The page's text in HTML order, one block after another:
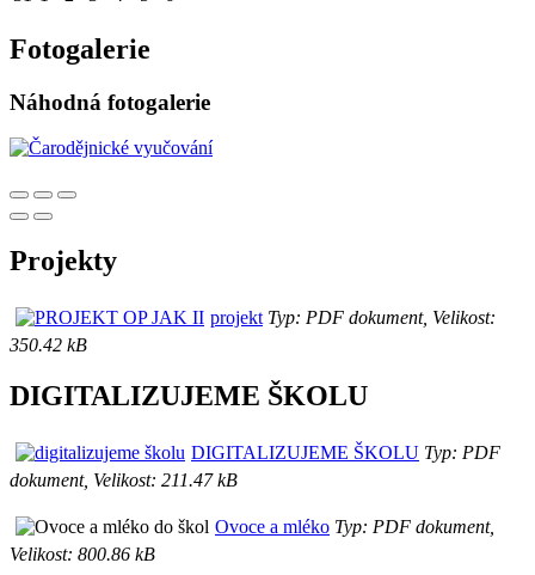
Fotogalerie
Náhodná fotogalerie
Projekty
projekt Typ: PDF dokument, Velikost:
350.42 kB
DIGITALIZUJEME ŠKOLU
DIGITALIZUJEME ŠKOLU Typ: PDF
dokument, Velikost: 211.47 kB
Ovoce a mléko Typ: PDF dokument,
Velikost: 800.86 kB